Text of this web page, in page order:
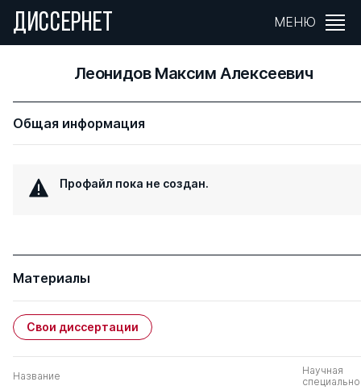
ДИССЕРНЕТ МЕНЮ
Леонидов Максим Алексеевич
Общая информация
Профайл пока не создан.
Материалы
Свои диссертации
Название
Научная